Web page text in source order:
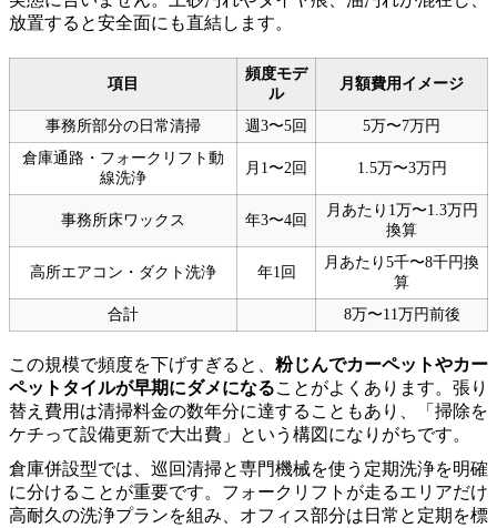
放置すると安全面にも直結します。
項目
頻度モデ
ル
月額費用イメージ
事務所部分の日常清掃 週3〜5回
5万〜7万円
倉庫通路・フォークリフト動
線洗浄
月1〜2回 1.5万〜3万円
事務所床ワックス 年3〜4回
月あたり1万〜1.3万円
換算
高所エアコン・ダクト洗浄 年1回
月あたり5千〜8千円換
算
合計
8万〜11万円前後
この規模で頻度を下げすぎると、 粉じんでカーペットやカー
ペットタイルが早期にダメになることがよくあります。張り
替え費用は清掃料金の数年分に達することもあり、「掃除を
ケチって設備更新で大出費」という構図になりがちです。
倉庫併設型では、巡回清掃と専門機械を使う定期洗浄を明確
に分けることが重要です。フォークリフトが走るエリアだけ
高耐久の洗浄プランを組み、オフィス部分は日常と定期を標